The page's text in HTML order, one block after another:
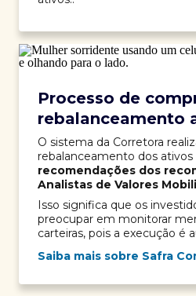
Processo de
rebalanceamento
O sistema da Corretora
rebalanceamento dos
recomendações dos
Analistas de Valores
Isso significa que os
preocupar em monitorar
carteiras, pois a execução é
Saiba mais sobre Safra